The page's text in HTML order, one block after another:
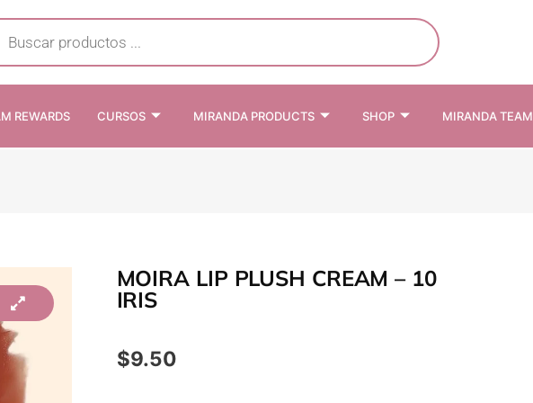
REWARDS CURSOS MIRANDA PRODUCTS SHOP MIRANDA TEAM
MOIRA LIP PLUSH CREAM – 10
IRIS
$9.50